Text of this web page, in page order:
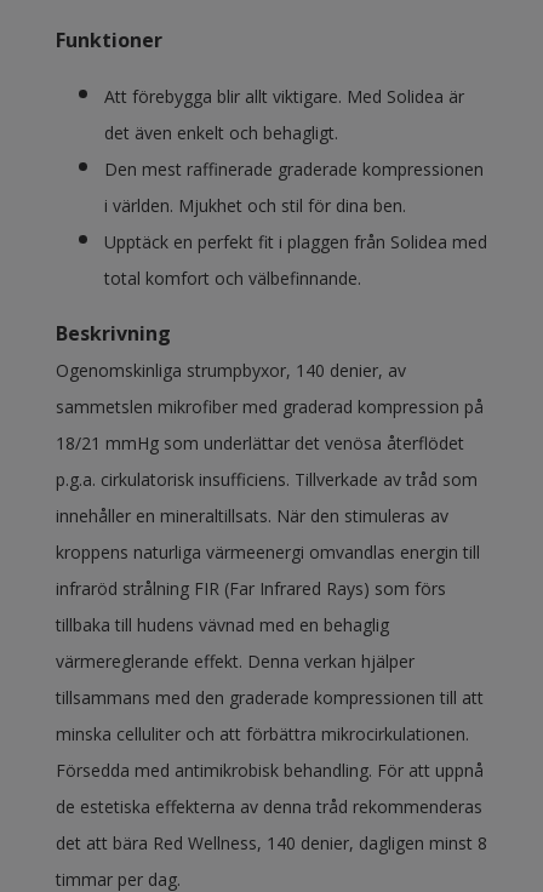
Funktioner
Att förebygga blir allt viktigare. Med Solidea är
det även enkelt och behagligt.
Den mest raffinerade graderade kompressionen
i världen. Mjukhet och stil för dina ben.
Upptäck en perfekt fit i plaggen från Solidea med
total komfort och välbefinnande.
Beskrivning
Ogenomskinliga strumpbyxor, 140 denier, av
sammetslen mikrofiber med graderad kompression på
18/21 mmHg som underlättar det venösa återflödet
p.g.a. cirkulatorisk insufficiens. Tillverkade av tråd som
innehåller en mineraltillsats. När den stimuleras av
kroppens naturliga värmeenergi omvandlas energin till
infraröd strålning FIR (Far Infrared Rays) som förs
tillbaka till hudens vävnad med en behaglig
värmereglerande effekt. Denna verkan hjälper
tillsammans med den graderade kompressionen till att
minska celluliter och att förbättra mikrocirkulationen.
Försedda med antimikrobisk behandling. För att uppnå
de estetiska effekterna av denna tråd rekommenderas
det att bära Red Wellness, 140 denier, dagligen minst 8
timmar per dag.